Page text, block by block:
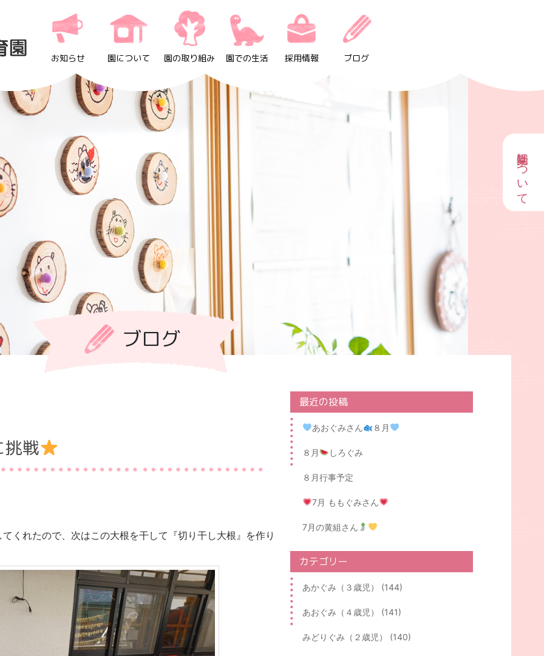
お知らせ 園について 園の取り組み 園での生活 採用情報 ブログ
園見学について
ブログ
戦
くれたので、次はこの大根を干して『切り干し大根』を作り
最近の投稿
あおぐみさん ８月
８月 しろぐみ
８月行事予定
7月 ももぐみさん
7月の黄組さん
カテゴリー
あかぐみ（３歳児） (144)
あおぐみ（４歳児） (141)
みどりぐみ（２歳児） (140)